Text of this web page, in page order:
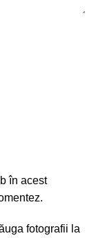
în acest
fotografii la